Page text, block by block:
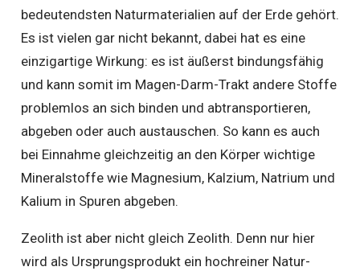
bedeutendsten Naturmaterialien auf der Erde gehört.
Es ist vielen gar nicht bekannt, dabei hat es eine
einzigartige Wirkung: es ist äußerst bindungsfähig
und kann somit im Magen-Darm-Trakt andere Stoffe
problemlos an sich binden und abtransportieren,
abgeben oder auch austauschen. So kann es auch
bei Einnahme gleichzeitig an den Körper wichtige
Mineralstoffe wie Magnesium, Kalzium, Natrium und
Kalium in Spuren abgeben.
Zeolith ist aber nicht gleich Zeolith. Denn nur hier
wird als Ursprungsprodukt ein hochreiner Natur-